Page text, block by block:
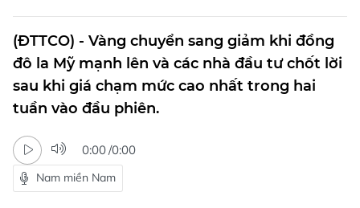
(ĐTTCO) - Vàng chuyển sang giảm khi đồng
đô la Mỹ mạnh lên và các nhà đầu tư chốt lời
sau khi giá chạm mức cao nhất trong hai
tuần vào đầu phiên.
0:00/0:00
Nam miền Nam